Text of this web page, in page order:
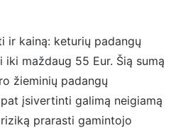
kainą: keturių padangų
maždaug 55 Eur. Šią sumą
žieminių padangų
įsivertinti galimą neigiamą
prarasti gamintojo